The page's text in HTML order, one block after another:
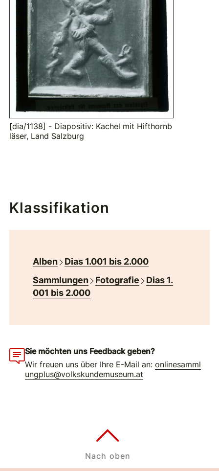
[dia/1138] - Diapositiv: Kachel mit Hifthornb
läser, Land Salzburg
Klassifikation
Alben
Dias 1.001 bis 2.000
Sammlungen
Fotografie
Dias 1.
001 bis 2.000
Sie möchten uns Feedback geben?
Wir freuen uns über Ihre E-Mail an:onlinesamml
ungplus@volkskundemuseum.at
Nach oben